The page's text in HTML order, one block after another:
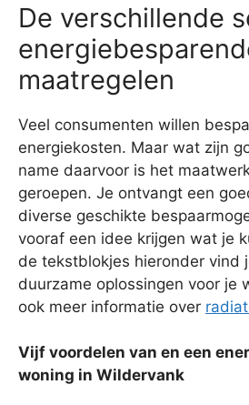
De verschillende
maatregelen
Veel consumenten willen
energiekosten. Maar wat zijn
name daarvoor is het
geroepen. Je ontvangt een
diverse geschikte
vooraf een idee krijgen wat je
de tekstblokjes hieronder vind
duurzame oplossingen voor je
ook meer informatie over
Vijf voordelen van en een
woning in Wildervank